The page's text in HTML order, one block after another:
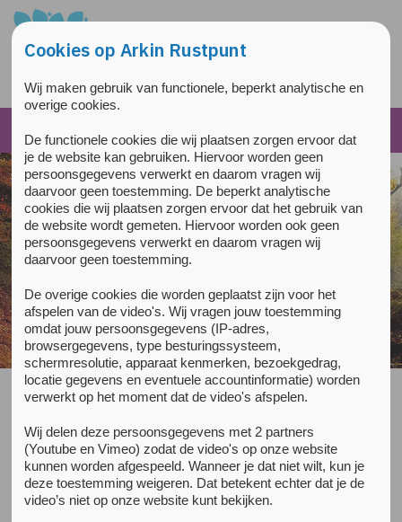
Overslaan en naar de inhoud gaan
Direct naar de hoofdnavigatie
Steek een kaarsje aan
26 oktober 2023
Vredeswens
Zegen ons
met medemensen
Cookies op Arkin Rustpunt
Wij maken gebruik van functionele, beperkt analytische en
overige cookies.
De functionele cookies die wij plaatsen zorgen ervoor dat
je de website kan gebruiken. Hiervoor worden geen
persoonsgegevens verwerkt en daarom vragen wij
daarvoor geen toestemming. De beperkt analytische
cookies die wij plaatsen zorgen ervoor dat het gebruik van
de website wordt gemeten. Hiervoor worden ook geen
persoonsgegevens verwerkt en daarom vragen wij
daarvoor geen toestemming.
De overige cookies die worden geplaatst zijn voor het
afspelen van de video's. Wij vragen jouw toestemming
omdat jouw persoonsgegevens (IP-adres,
browsergegevens, type besturingssysteem,
schermresolutie, apparaat kenmerken, bezoekgedrag,
locatie gegevens en eventuele accountinformatie) worden
verwerkt op het moment dat de video's afspelen.
Wij delen deze persoonsgegevens met 2 partners
(Youtube en Vimeo) zodat de video's op onze website
kunnen worden afgespeeld. Wanneer je dat niet wilt, kun je
deze toestemming weigeren. Dat betekent echter dat je de
video’s niet op onze website kunt bekijken.